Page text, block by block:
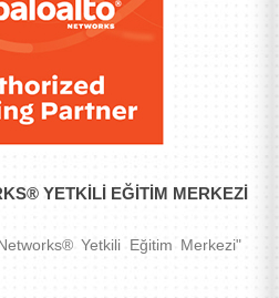
YETKILI EĞITIM MERKEZI
Yetkili Eğitim Merkezi"